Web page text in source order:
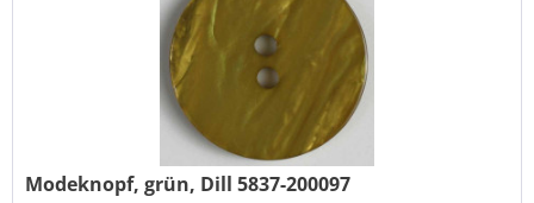
Modeknopf, grün, Dill 5837-200097